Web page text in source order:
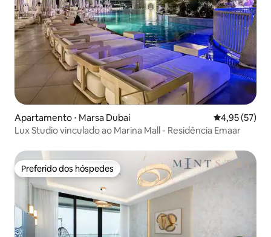
Apartamento ⋅ Marsa Dubai 4,95 de uma
4,95 (57)
Lux Studio vinculado ao Marina Mall - Residência Emaar
Preferido dos hóspedes
Preferido dos hóspedes